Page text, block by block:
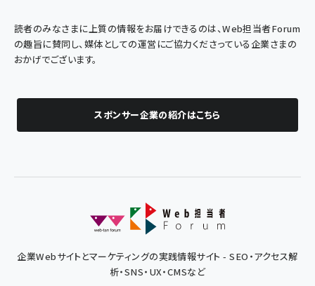
読者のみなさまに上質の情報をお届けできるのは、Web担当者Forum
の趣旨に賛同し、媒体としての運営にご協力くださっている企業さまの
おかげでございます。
スポンサー企業の紹介はこちら
企業Webサイトとマーケティングの実践情報サイト - SEO・アクセス解
析・SNS・UX・CMSなど